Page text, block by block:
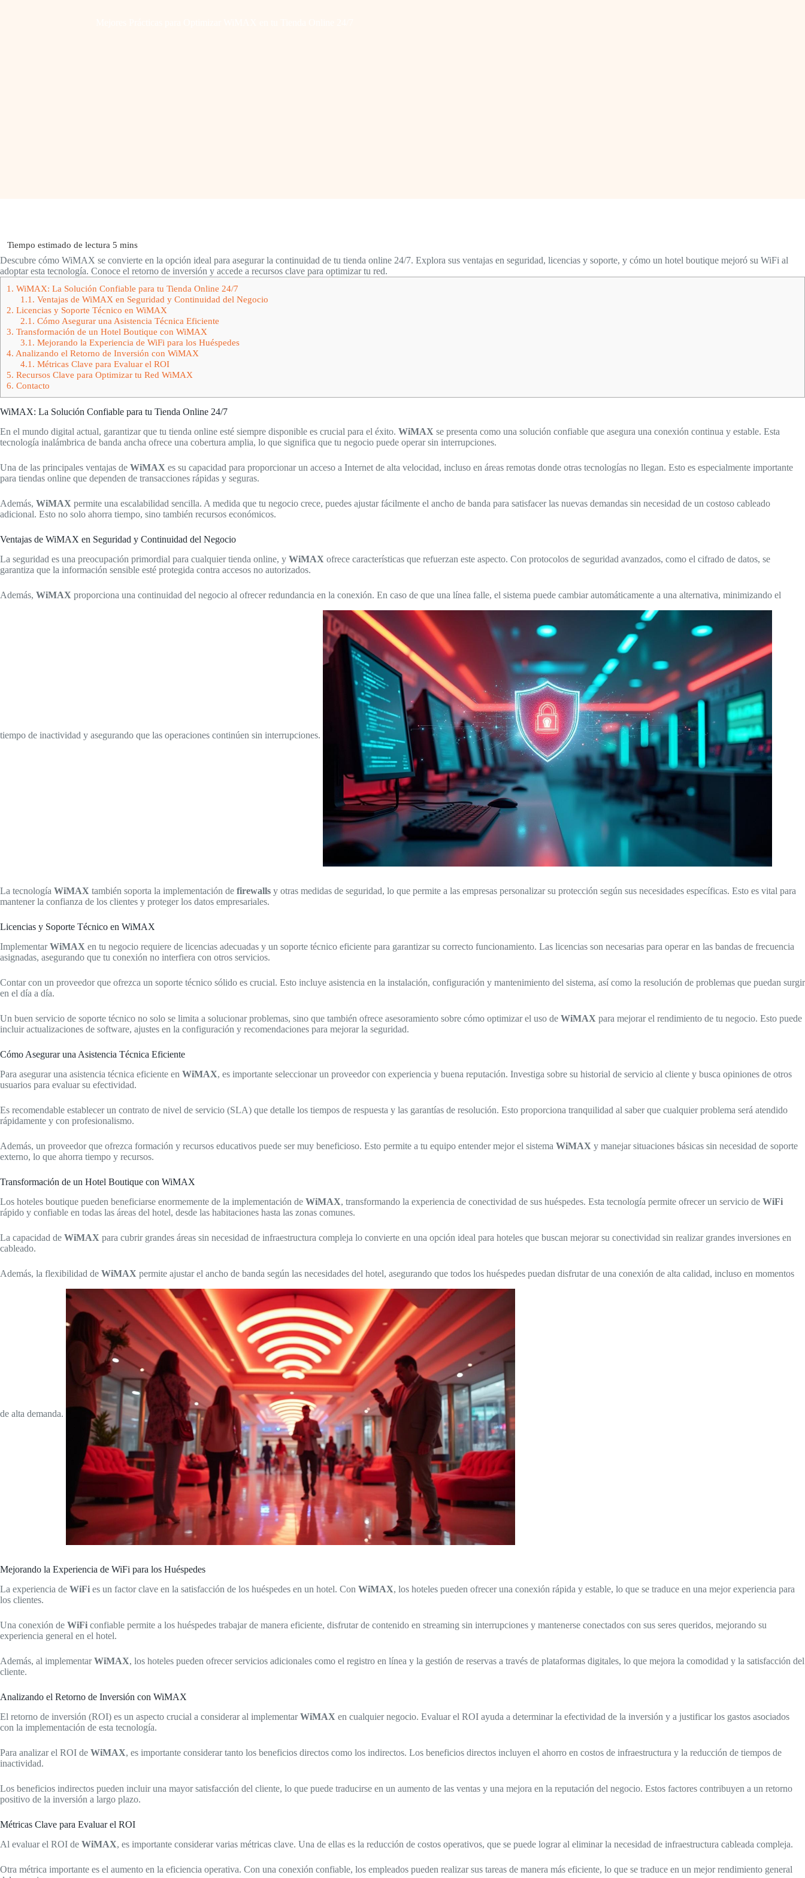
Descubre cómo WiMAX se convierte en la opción ideal para asegurar la continuidad de tu tienda online 24/7. Explora sus ventajas en seguridad, licencias y soporte, y cómo un hotel boutique mejoró su WiFi al
adoptar esta tecnología. Conoce el retorno de inversión y accede a recursos clave para optimizar tu red.
1. WiMAX: La Solución Confiable para tu Tienda Online 24/7
1.1. Ventajas de WiMAX en Seguridad y Continuidad del Negocio
2. Licencias y Soporte Técnico en WiMAX
2.1. Cómo Asegurar una Asistencia Técnica Eficiente
3. Transformación de un Hotel Boutique con WiMAX
3.1. Mejorando la Experiencia de WiFi para los Huéspedes
4. Analizando el Retorno de Inversión con WiMAX
4.1. Métricas Clave para Evaluar el ROI
5. Recursos Clave para Optimizar tu Red WiMAX
6. Contacto
WiMAX: La Solución Confiable para tu Tienda Online 24/7
En el mundo digital actual, garantizar que tu tienda online esté siempre disponible es crucial para el éxito. WiMAX se presenta como una solución confiable que asegura una conexión continua y estable. Esta
tecnología inalámbrica de banda ancha ofrece una cobertura amplia, lo que significa que tu negocio puede operar sin interrupciones.
Una de las principales ventajas de WiMAX es su capacidad para proporcionar un acceso a Internet de alta velocidad, incluso en áreas remotas donde otras tecnologías no llegan. Esto es especialmente importante
para tiendas online que dependen de transacciones rápidas y seguras.
Además, WiMAX permite una escalabilidad sencilla. A medida que tu negocio crece, puedes ajustar fácilmente el ancho de banda para satisfacer las nuevas demandas sin necesidad de un costoso cableado
adicional. Esto no solo ahorra tiempo, sino también recursos económicos.
Ventajas de WiMAX en Seguridad y Continuidad del Negocio
La seguridad es una preocupación primordial para cualquier tienda online, y WiMAX ofrece características que refuerzan este aspecto. Con protocolos de seguridad avanzados, como el cifrado de datos, se
garantiza que la información sensible esté protegida contra accesos no autorizados.
Además, WiMAX proporciona una continuidad del negocio al ofrecer redundancia en la conexión. En caso de que una línea falle, el sistema puede cambiar automáticamente a una alternativa, minimizando el
tiempo de inactividad y asegurando que las operaciones continúen sin interrupciones.
La tecnología WiMAX también soporta la implementación de firewalls y otras medidas de seguridad, lo que permite a las empresas personalizar su protección según sus necesidades específicas. Esto es vital para
mantener la confianza de los clientes y proteger los datos empresariales.
Licencias y Soporte Técnico en WiMAX
ImplementarWiMAX en tu negocio requiere de licencias adecuadas y un soporte técnico eficiente para garantizar su correcto funcionamiento. Las licencias son necesarias para operar en las bandas de frecuencia
asignadas, asegurando que tu conexión no interfiera con otros servicios.
Contar con un proveedor que ofrezca un soporte técnico sólido es crucial. Esto incluye asistencia en la instalación, configuración y mantenimiento del sistema, así como la resolución de problemas que puedan surgir
en el día a día.
Un buen servicio de soporte técnico no solo se limita a solucionar problemas, sino que también ofrece asesoramiento sobre cómo optimizar el uso de WiMAX para mejorar el rendimiento de tu negocio. Esto puede
incluir actualizaciones de software, ajustes en la configuración y recomendaciones para mejorar la seguridad.
Cómo Asegurar una Asistencia Técnica Eficiente
Para asegurar una asistencia técnica eficiente en WiMAX, es importante seleccionar un proveedor con experiencia y buena reputación. Investiga sobre su historial de servicio al cliente y busca opiniones de otros
usuarios para evaluar su efectividad.
Es recomendable establecer un contrato de nivel de servicio (SLA) que detalle los tiempos de respuesta y las garantías de resolución. Esto proporciona tranquilidad al saber que cualquier problema será atendido
rápidamente y con profesionalismo.
Además, un proveedor que ofrezca formación y recursos educativos puede ser muy beneficioso. Esto permite a tu equipo entender mejor el sistema WiMAX y manejar situaciones básicas sin necesidad de soporte
externo, lo que ahorra tiempo y recursos.
Transformación de un Hotel Boutique con WiMAX
Los hoteles boutique pueden beneficiarse enormemente de la implementación de WiMAX, transformando la experiencia de conectividad de sus huéspedes. Esta tecnología permite ofrecer un servicio de WiFi
rápido y confiable en todas las áreas del hotel, desde las habitaciones hasta las zonas comunes.
La capacidad de WiMAX para cubrir grandes áreas sin necesidad de infraestructura compleja lo convierte en una opción ideal para hoteles que buscan mejorar su conectividad sin realizar grandes inversiones en
cableado.
Además, la flexibilidad de WiMAX permite ajustar el ancho de banda según las necesidades del hotel, asegurando que todos los huéspedes puedan disfrutar de una conexión de alta calidad, incluso en momentos
de alta demanda.
Mejorando la Experiencia de WiFi para los Huéspedes
La experiencia de WiFi es un factor clave en la satisfacción de los huéspedes en un hotel. Con WiMAX, los hoteles pueden ofrecer una conexión rápida y estable, lo que se traduce en una mejor experiencia para
los clientes.
Una conexión de WiFi confiable permite a los huéspedes trabajar de manera eficiente, disfrutar de contenido en streaming sin interrupciones y mantenerse conectados con sus seres queridos, mejorando su
experiencia general en el hotel.
Además, al implementarWiMAX, los hoteles pueden ofrecer servicios adicionales como el registro en línea y la gestión de reservas a través de plataformas digitales, lo que mejora la comodidad y la satisfacción del
cliente.
Analizando el Retorno de Inversión con WiMAX
El retorno de inversión (ROI) es un aspecto crucial a considerar al implementarWiMAX en cualquier negocio. Evaluar el ROI ayuda a determinar la efectividad de la inversión y a justificar los gastos asociados
con la implementación de esta tecnología.
Para analizar el ROI de WiMAX, es importante considerar tanto los beneficios directos como los indirectos. Los beneficios directos incluyen el ahorro en costos de infraestructura y la reducción de tiempos de
inactividad.
Los beneficios indirectos pueden incluir una mayor satisfacción del cliente, lo que puede traducirse en un aumento de las ventas y una mejora en la reputación del negocio. Estos factores contribuyen a un retorno
positivo de la inversión a largo plazo.
Métricas Clave para Evaluar el ROI
Al evaluar el ROI de WiMAX, es importante considerar varias métricas clave. Una de ellas es la reducción de costos operativos, que se puede lograr al eliminar la necesidad de infraestructura cableada compleja.
Otra métrica importante es el aumento en la eficiencia operativa. Con una conexión confiable, los empleados pueden realizar sus tareas de manera más eficiente, lo que se traduce en un mejor rendimiento general